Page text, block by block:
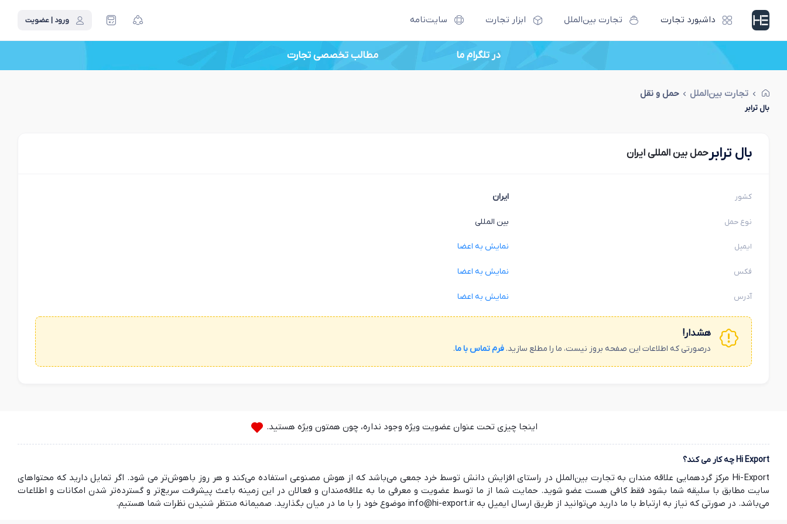
داشبورد تجارت تجارت بین‌الملل ابزار تجارت سایت‌نامه ورود | عضویت
در تلگرام ما مطالب تخصصی تجارت
تجارت بین‌الملل حمل و نقل
بال ترابر
بال ترابرحمل بین المللی ایران
کشور ایران
نوع حمل بین المللی
ایمیل نمایش به اعضا
فکس نمایش به اعضا
آدرس نمایش به اعضا
هشدار!
درصورتی که اطلاعات این صفحه بروز نیست، ما را مطلع سازید. فرم تماس با ما.
اینجا چیزی تحت عنوان عضویت ویژه وجود نداره، چون همتون ویژه هستید.
Hi Export چه کار می کند؟
Hi-Export مرکز گردهمایی علاقه مندان به تجارت بین‌الملل در راستای افزایش دانش توسط خرد جمعی می‌باشد که از هوش مصنوعی استفاده می‌کند و هر روز باهوش‌تر می شود. اگر تمایل دارید که محتواهای
سایت مطابق با سلیقه شما بشود فقط کافی هست عضو شوید. حمایت شما از ما توسط عضویت و معرفی ما به علاقه‌مندان و فعالان در این زمینه باعث پیشرفت سریع‌تر و گسترده‌تر شدن امکانات و اطلاعات
می‌باشد. در صورتی که نیاز به ارتباط با ما دارید می‌توانید از طریق ارسال ایمیل به info@hi-export.ir موضوع خود را با ما در میان بگذارید. صمیمانه منتظر شنیدن نظرات شما هستیم.